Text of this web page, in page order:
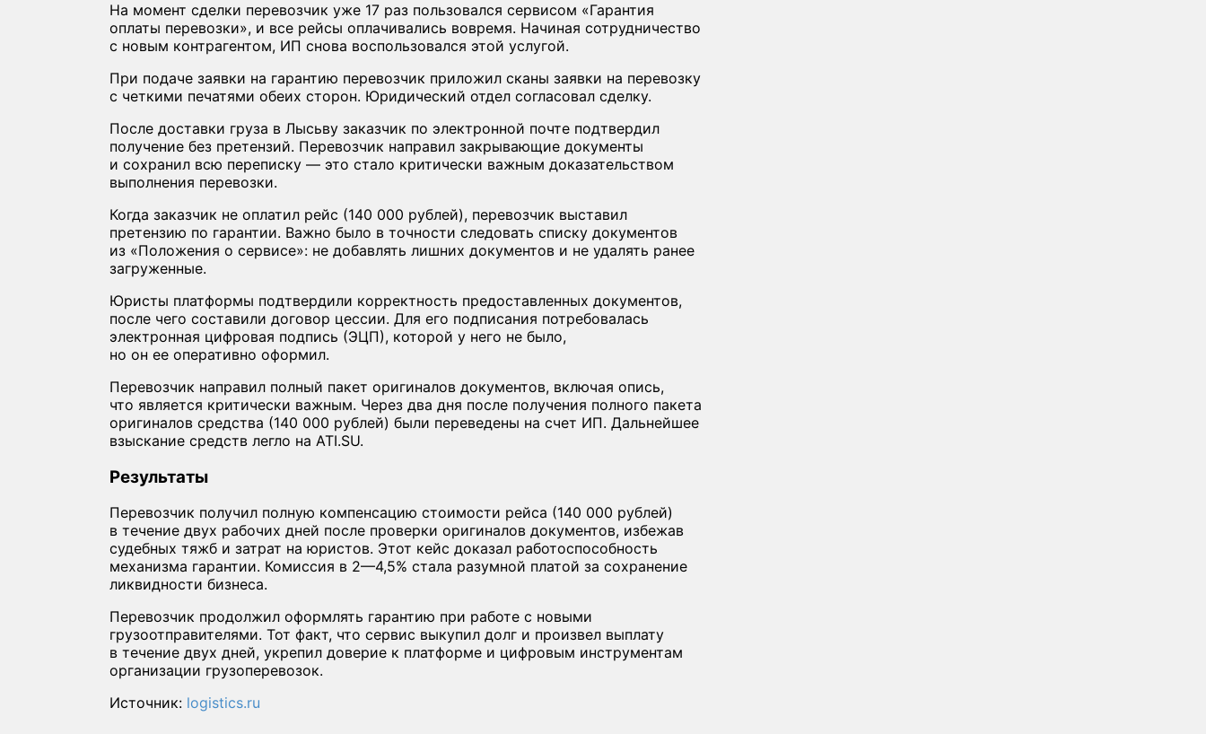
На момент сделки перевозчик уже 17 раз пользовался сервисом «Гарантия
оплаты перевозки», и все рейсы оплачивались вовремя. Начиная сотрудничество
с новым контрагентом, ИП снова воспользовался этой услугой.
При подаче заявки на гарантию перевозчик приложил сканы заявки на перевозку
с четкими печатями обеих сторон. Юридический отдел согласовал сделку.
После доставки груза в Лысьву заказчик по электронной почте подтвердил
получение без претензий. Перевозчик направил закрывающие документы
и сохранил всю переписку — это стало критически важным доказательством
выполнения перевозки.
Когда заказчик не оплатил рейс (140 000 рублей), перевозчик выставил
претензию по гарантии. Важно было в точности следовать списку документов
из «Положения о сервисе»: не добавлять лишних документов и не удалять ранее
загруженные.
Юристы платформы подтвердили корректность предоставленных документов,
после чего составили договор цессии. Для его подписания потребовалась
электронная цифровая подпись (ЭЦП), которой у него не было,
но он ее оперативно оформил.
Перевозчик направил полный пакет оригиналов документов, включая опись,
что является критически важным. Через два дня после получения полного пакета
оригиналов средства (140 000 рублей) были переведены на счет ИП. Дальнейшее
взыскание средств легло на ATI.SU.
Результаты
Перевозчик получил полную компенсацию стоимости рейса (140 000 рублей)
в течение двух рабочих дней после проверки оригиналов документов, избежав
судебных тяжб и затрат на юристов. Этот кейс доказал работоспособность
механизма гарантии. Комиссия в 2—4,5% стала разумной платой за сохранение
ликвидности бизнеса.
Перевозчик продолжил оформлять гарантию при работе с новыми
грузоотправителями. Тот факт, что сервис выкупил долг и произвел выплату
в течение двух дней, укрепил доверие к платформе и цифровым инструментам
организации грузоперевозок.
Источник: logistics.ru